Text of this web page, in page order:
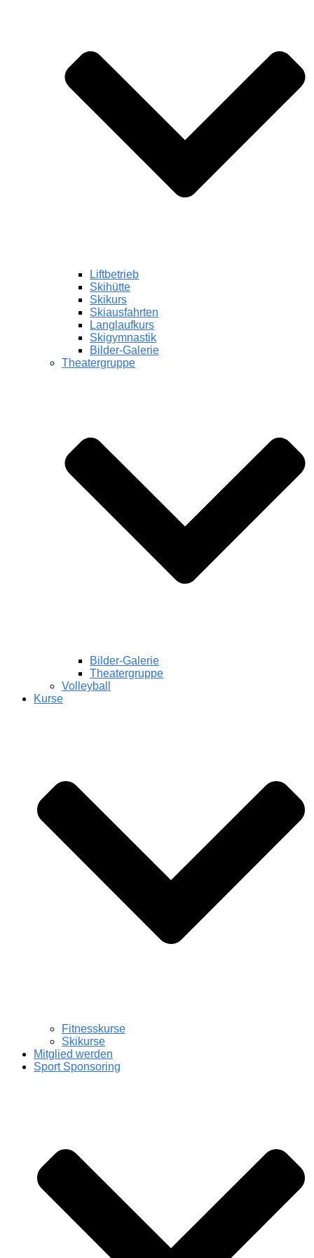
Liftbetrieb
Skihütte
Skikurs
Skiausfahrten
Langlaufkurs
Skigymnastik
Bilder-Galerie
Theatergruppe
Bilder-Galerie
Theatergruppe
Volleyball
Kurse
Fitnesskurse
Skikurse
Mitglied werden
Sport Sponsoring